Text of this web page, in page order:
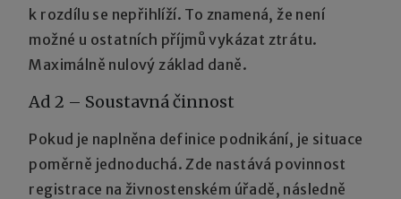
k rozdílu se nepřihlíží. To znamená, že není
možné u ostatních příjmů vykázat ztrátu.
Maximálně nulový základ daně.
Ad 2 – Soustavná činnost
Pokud je naplněna definice podnikání, je situace
poměrně jednoduchá. Zde nastává povinnost
registrace na živnostenském úřadě, následně